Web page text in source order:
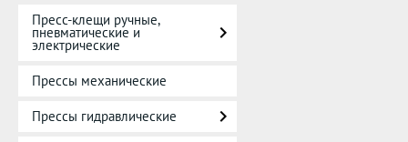
Пресс-клещи ручные,
пневматические и
электрические
Прессы механические
Прессы гидравлические